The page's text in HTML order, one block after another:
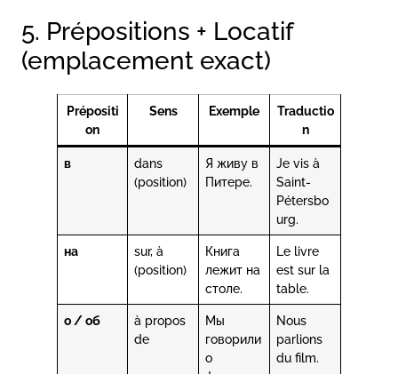
5. Prépositions + Locatif
(emplacement exact)
Prépositi
on
Sens Exemple
Traductio
n
в
dans
(position)
Я живу в
Питере.
Je vis à
Saint-
Pétersbo
urg.
на
sur, à
(position)
Книга
лежит на
столе.
Le livre
est sur la
table.
о / об
à propos
de
Мы
говорили
о
Nous
parlions
du film.